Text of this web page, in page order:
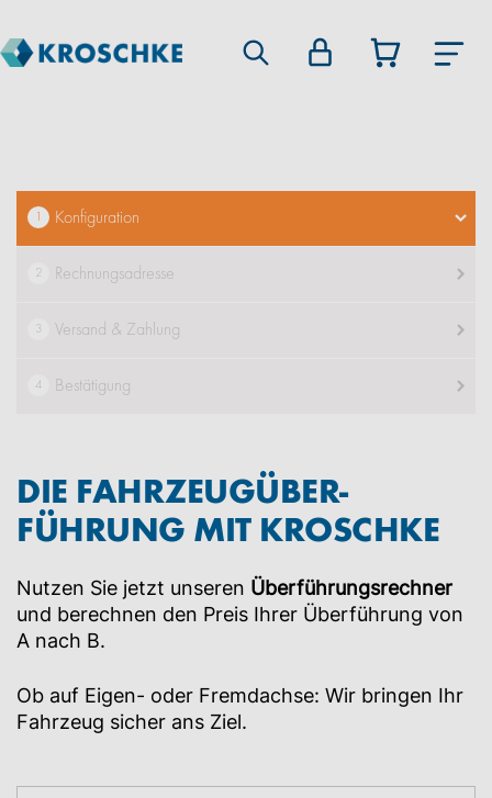
1 Konfiguration
2 Rechnungsadresse
3 Versand & Zahlung
4 Bestätigung
DIE FAHRZEUG­ÜBER­
FÜHRUNG MIT KROSCHKE
Nutzen Sie jetzt unseren Überführungs­rechner
und berechnen den Preis Ihrer Über­führung von
A nach B.
Ob auf Eigen- oder Fremd­achse: Wir bringen Ihr
Fahrzeug sicher ans Ziel.